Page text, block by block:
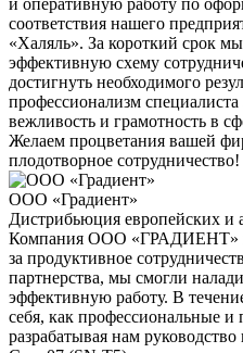
и оперативную работу по
соответствия нашего
«Халяль». За короткий срок
эффективную схему
достигнуть необходимого
профессионализм
вежливость и грамотность в
Желаем процветания вашей
плодотворное сотрудничество!
ООО «Градиент»
Дистрибьюция европейских и
Компания ООО «ГРАДИЕНТ»
за продуктивное
партнерства, мы смогли
эффективную работу. В
себя, как профессиональные
разрабатывая нам